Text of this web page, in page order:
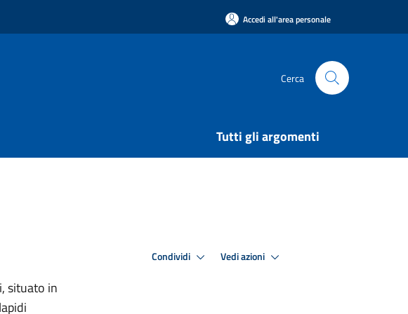
Accedi all'area personale
Cerca
Tutti gli argomenti
situato in
Condividi Vedi azioni